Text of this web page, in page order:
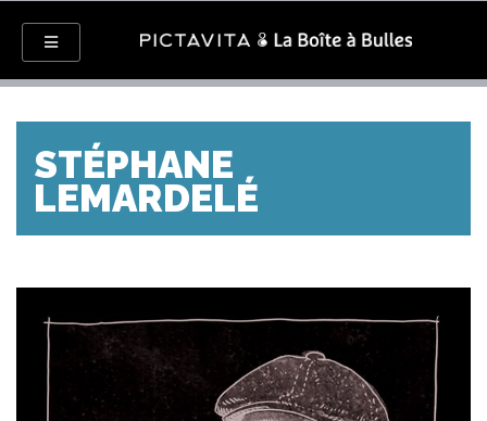
STÉPHANE
LEMARDELÉ